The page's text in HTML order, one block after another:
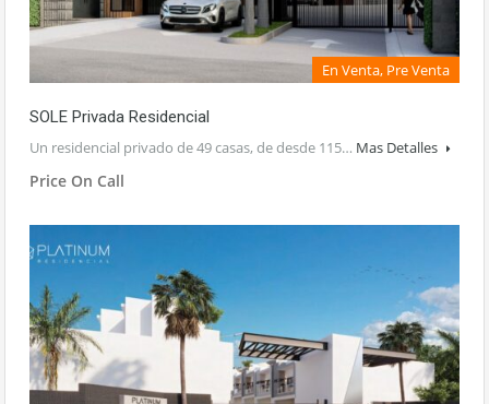
En Venta, Pre Venta
SOLE Privada Residencial
Un residencial privado de 49 casas, de desde 115… Mas Detalles
Price On Call